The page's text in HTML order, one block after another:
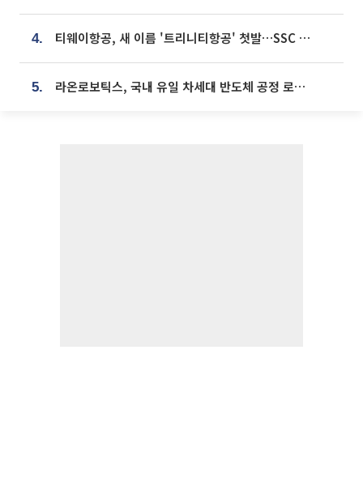
4. 티웨이항공, 새 이름 '트리니티항공' 첫발…SSC 전략 본격화
5. 라온로보틱스, 국내 유일 차세대 반도체 공정 로봇 개발 ‘고객사 테스트 진행’